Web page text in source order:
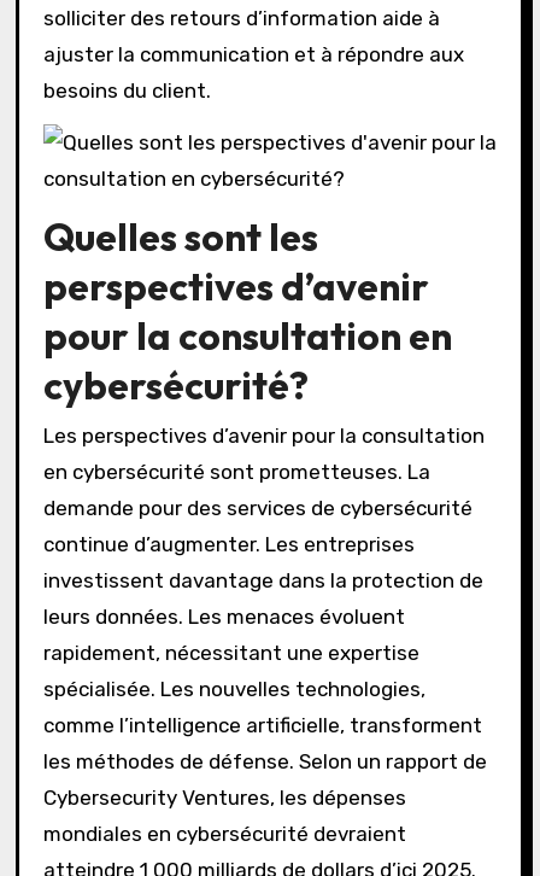
solliciter des retours d’information aide à
ajuster la communication et à répondre aux
besoins du client.
Quelles sont les
perspectives d’avenir
pour la consultation en
cybersécurité?
Les perspectives d’avenir pour la consultation
en cybersécurité sont prometteuses. La
demande pour des services de cybersécurité
continue d’augmenter. Les entreprises
investissent davantage dans la protection de
leurs données. Les menaces évoluent
rapidement, nécessitant une expertise
spécialisée. Les nouvelles technologies,
comme l’intelligence artificielle, transforment
les méthodes de défense. Selon un rapport de
Cybersecurity Ventures, les dépenses
mondiales en cybersécurité devraient
atteindre 1 000 milliards de dollars d’ici 2025.